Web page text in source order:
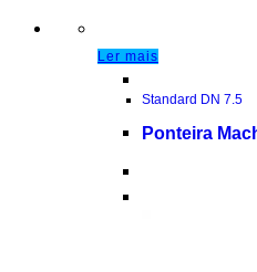
Ler mais
Standard DN 7.5
Ponteira